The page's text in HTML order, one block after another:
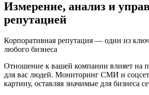
Измерение, анализ и
репутацией
Корпоративная репутация — один из
любого бизнеса
Отношение к вашей компании влияет на
для вас людей. Мониторинг СМИ и
картину, оставляя значимые для бизнеса